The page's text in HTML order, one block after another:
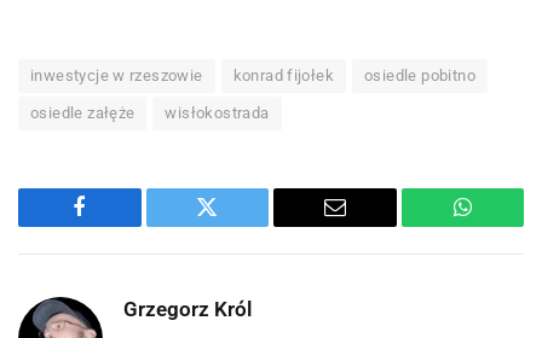
inwestycje w rzeszowie konrad fijołek osiedle pobitno
osiedle załęże wisłokostrada
Facebook Twitter Email
Grzegorz Król